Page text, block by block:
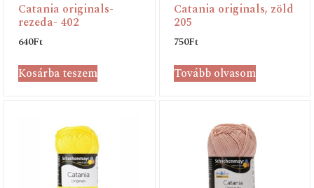
Catania originals-
rezeda- 402
640Ft
Kosárba teszem
Catania originals, zöld
205
750Ft
Tovább olvasom